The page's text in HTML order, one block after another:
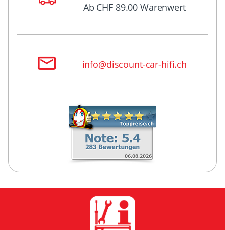
Ab CHF 89.00 Warenwert
info@discount-car-hifi.ch